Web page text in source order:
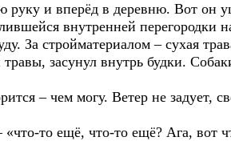
руку и вперёд в деревню. Вот он
внутренней перегородки
За стройматериалом – сухая
травы, засунул внутрь будки.
– чем могу. Ветер не
«что-то ещё, что-то ещё? Ага,